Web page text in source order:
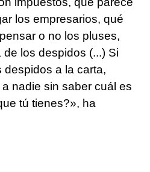
los empresarios, qué
o no los pluses,
los despidos (...) Si
a la carta,
nadie sin saber cuál es
tú tienes?», ha